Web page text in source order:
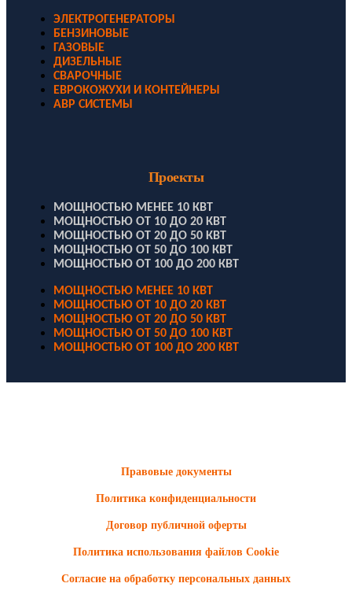
ЭЛЕКТРОГЕНЕРАТОРЫ
БЕНЗИНОВЫЕ
ГАЗОВЫЕ
ДИЗЕЛЬНЫЕ
СВАРОЧНЫЕ
ЕВРОКОЖУХИ И КОНТЕЙНЕРЫ
АВР СИСТЕМЫ
Проекты
МОЩНОСТЬЮ МЕНЕЕ 10 КВТ
МОЩНОСТЬЮ ОТ 10 ДО 20 КВТ
МОЩНОСТЬЮ ОТ 20 ДО 50 КВТ
МОЩНОСТЬЮ ОТ 50 ДО 100 КВТ
МОЩНОСТЬЮ ОТ 100 ДО 200 КВТ
МОЩНОСТЬЮ МЕНЕЕ 10 КВТ
МОЩНОСТЬЮ ОТ 10 ДО 20 КВТ
МОЩНОСТЬЮ ОТ 20 ДО 50 КВТ
МОЩНОСТЬЮ ОТ 50 ДО 100 КВТ
МОЩНОСТЬЮ ОТ 100 ДО 200 КВТ
Правовые документы
Политика конфиденциальности
Договор публичной оферты
Политика использования файлов Cookie
Согласие на обработку персональных данных